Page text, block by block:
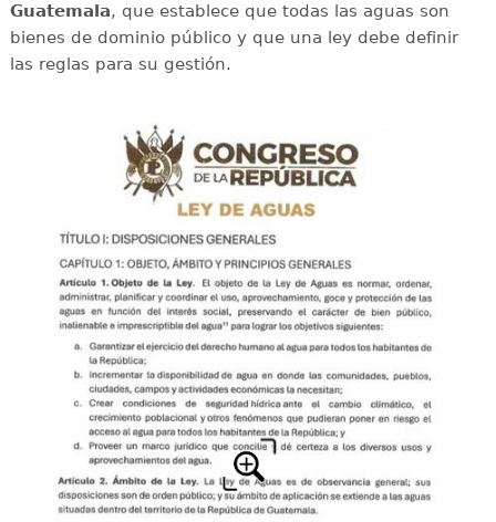
Guatemala, que establece que todas las aguas son
bienes de dominio público y que una ley debe definir
las reglas para su gestión.